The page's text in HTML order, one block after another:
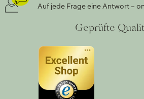
Auf jede Frage eine Antwort –
Geprüfte